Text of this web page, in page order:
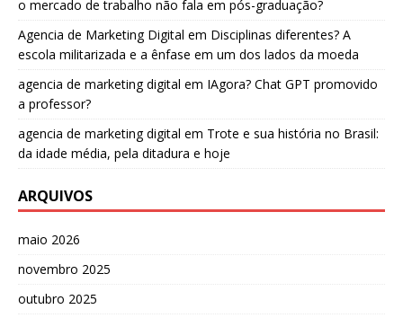
o mercado de trabalho não fala em pós-graduação?
Agencia de Marketing Digital em Disciplinas diferentes? A
escola militarizada e a ênfase em um dos lados da moeda
agencia de marketing digital em IAgora? Chat GPT promovido
a professor?
agencia de marketing digital em Trote e sua história no Brasil:
da idade média, pela ditadura e hoje
ARQUIVOS
maio 2026
novembro 2025
outubro 2025